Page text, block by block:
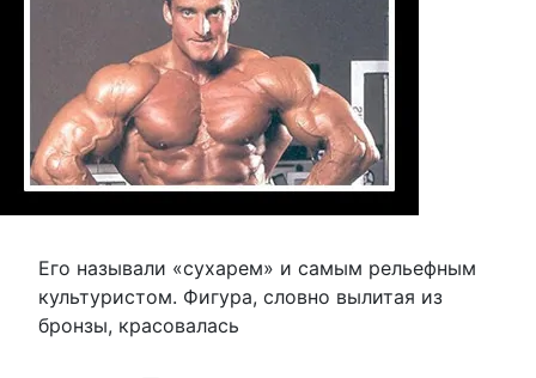
Его называли «сухарем» и самым рельефным
культуристом. Фигура, словно вылитая из
бронзы, красовалась